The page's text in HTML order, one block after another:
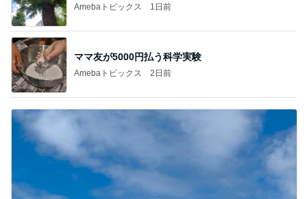
Amebaトピックス 1日前
ママ友が5000円払う科学実験
Amebaトピックス 2日前